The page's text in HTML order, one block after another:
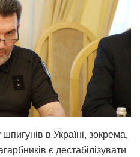
в Україні, зокрема,
є дестабілізувати